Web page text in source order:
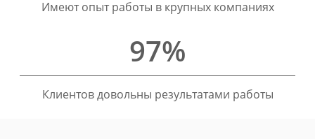
Имеют опыт работы в крупных компаниях
97%
Клиентов довольны результатами работы